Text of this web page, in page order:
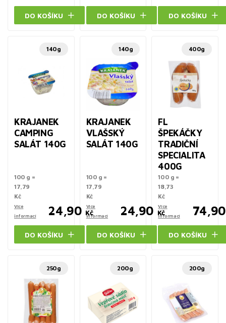
DO KOŠÍKU DO KOŠÍKU DO KOŠÍKU
140g
KRAJANEK
CAMPING
SALÁT 140G
100 g =
17,79
Kč
Více
informací
24,90 Kč
DO KOŠÍKU
140g
KRAJANEK
VLAŠSKÝ
SALÁT 140G
100 g =
17,79
Kč
Více
informací
24,90 Kč
DO KOŠÍKU
400g
FL
ŠPEKÁČKY
TRADIČNÍ
SPECIALITA
400G
100 g =
18,73
Kč
Více
informací
74,90
DO KOŠÍKU
250g 200g 200g